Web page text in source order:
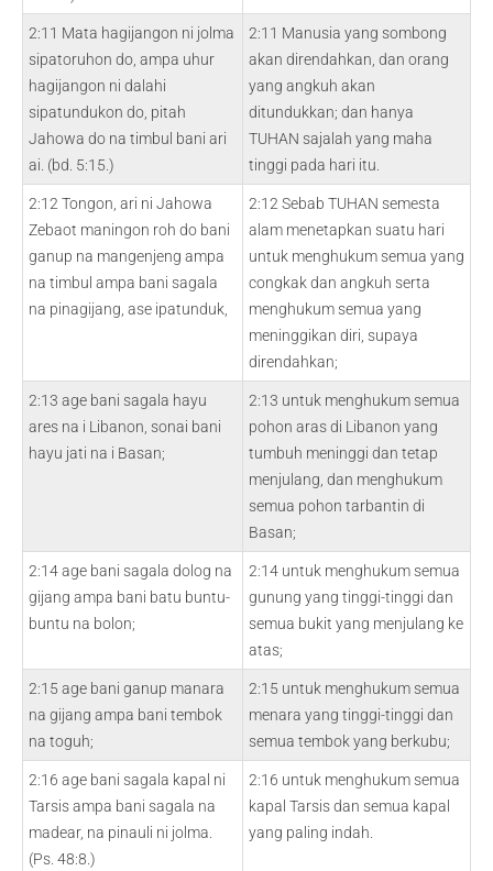
2:11 Mata hagijangon ni jolma
sipatoruhon do, ampa uhur
hagijangon ni dalahi
sipatundukon do, pitah
Jahowa do na timbul bani ari
ai. (bd. 5:15.)
2:11 Manusia yang sombong
akan direndahkan, dan orang
yang angkuh akan
ditundukkan; dan hanya
TUHAN sajalah yang maha
tinggi pada hari itu.
2:12 Tongon, ari ni Jahowa
Zebaot maningon roh do bani
ganup na mangenjeng ampa
na timbul ampa bani sagala
na pinagijang, ase ipatunduk,
2:12 Sebab TUHAN semesta
alam menetapkan suatu hari
untuk menghukum semua yang
congkak dan angkuh serta
menghukum semua yang
meninggikan diri, supaya
direndahkan;
2:13 age bani sagala hayu
ares na i Libanon, sonai bani
hayu jati na i Basan;
2:13 untuk menghukum semua
pohon aras di Libanon yang
tumbuh meninggi dan tetap
menjulang, dan menghukum
semua pohon tarbantin di
Basan;
2:14 age bani sagala dolog na
gijang ampa bani batu buntu-
buntu na bolon;
2:14 untuk menghukum semua
gunung yang tinggi-tinggi dan
semua bukit yang menjulang ke
atas;
2:15 age bani ganup manara
na gijang ampa bani tembok
na toguh;
2:15 untuk menghukum semua
menara yang tinggi-tinggi dan
semua tembok yang berkubu;
2:16 age bani sagala kapal ni
Tarsis ampa bani sagala na
madear, na pinauli ni jolma.
(Ps. 48:8.)
2:16 untuk menghukum semua
kapal Tarsis dan semua kapal
yang paling indah.